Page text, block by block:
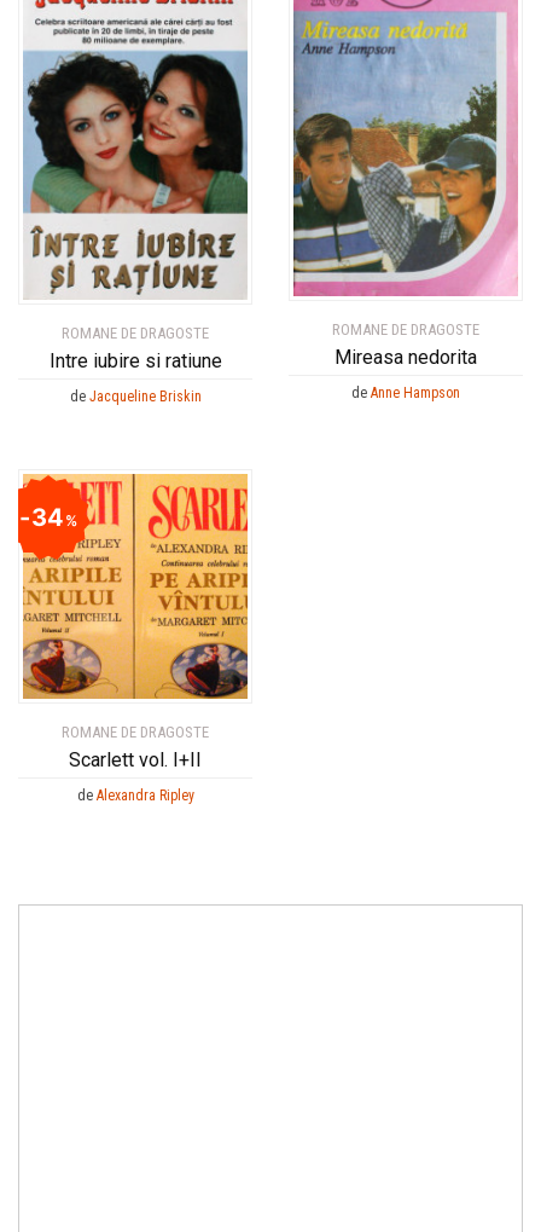
ROMANE DE DRAGOSTE
Intre iubire si ratiune
de Jacqueline Briskin
ROMANE DE DRAGOSTE
Mireasa nedorita
de Anne Hampson
ROMANE DE DRAGOSTE
Scarlett vol. I+II
34%
de Alexandra Ripley